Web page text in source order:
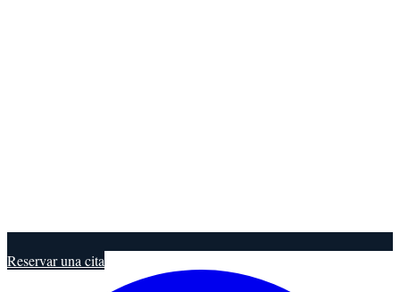
Reservar una cita